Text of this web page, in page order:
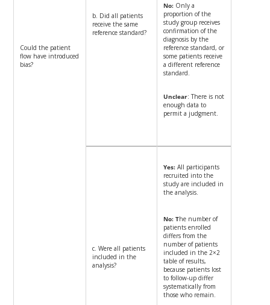
Could the patient
flow have introduced
bias?
b. Did all patients
receive the same
reference standard?
No: Only a
proportion of the
study group receives
confirmation of the
diagnosis by the
reference standard, or
some patients receive
a different reference
standard.
Unclear: There is not
enough data to
permit a judgment.
c. Were all patients
included in the
analysis?
Yes:All participants
recruited into the
study are included in
the analysis.
No: The number of
patients enrolled
differs from the
number of patients
included in the 2×2
table of results,
because patients lost
to follow-up differ
systematically from
those who remain.